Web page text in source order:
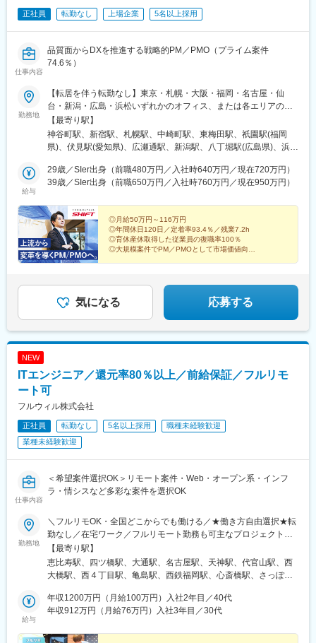
◎人の命を預かるシステムだけに安全性と信頼性が求められます
ススキルの向上も可能です。
正社員 転勤なし 上場企業 5名以上採用
仕事内容
品質面からDXを推進する戦略的PM／PMO（プライム案件
74.6％）
勤務地
【転居を伴う転勤なし】東京・札幌・大阪・福岡・名古屋・仙
台・新潟・広島・浜松いずれかのオフィス、または各エリアのプ
ロジェクト先での勤務となります。◎プロジェクトによってはテ
レワーク（在宅勤務）も可能です◎望まない長期出張・異動はあ
りません＜テレワークについて＞テレワークの有無は参加するプ
社側で決定しています※受動喫煙対策あり
【最寄り駅】
神谷町駅、新宿駅、札幌駅、中崎町駅、東梅田駅、祇園駅(福岡
県)、伏見駅(愛知県)、広瀬通駅、新潟駅、八丁堀駅(広島県)、浜松
前駅、丸の内駅(愛知県)、勾当台公園駅、胡町駅、新浜松駅、麻布
十番駅、北１２条駅、梅田駅(地下鉄)、呉服町駅(福岡県)、国際セ
給与
29歳／SIer出身（前職480万円／入社時640万円／現在720万円）
39歳／SIer出身（前職650万円／入社時760万円／現在950万円）
◎月給50万円～116万円
◎年間休日120日／定着率93.4％／残業7.2h
◎育休産休取得した従業員の復職率100％
◎大規模案件でPM／PMOとして市場価値向上
気になる 応募する
NEW
ITエンジニア／還元率80％以上／前給保証／フルリモ
ート可
フルウィル株式会社
正社員 転勤なし 5名以上採用
職種未経験歓迎
業種未経験歓迎
仕事内容
＜希望案件選択OK＞リモート案件・Web・オープン系・インフ
ラ・情シスなど多彩な案件を選択OK
勤務地
＼フルリモOK・全国どこからでも働ける／★働き方自由選択★転
勤なし／在宅ワーク／フルリモート勤務も可主なプロジェクト先
関東・関西・北海道・愛知・福岡のプロジェクト先◎U/Iターン歓
迎！ ※ご自身のご希望や居住地を考慮し、決定します。 ※転居
を伴う転勤はありません。◎自動車通勤可能な案件もあり本社／
駅」徒歩1分└東京メトロ日比谷線「恵比寿駅」徒歩3分大阪支社
／大阪府大阪市西区新町1丁目6-23 四ツ橋大川ビル9階└大阪メト
駅」 徒歩5分札幌支社／北海道札幌市中央区北一条西3-3 ばらと北
【最寄り駅】
恵比寿駅、四ツ橋駅、大通駅、名古屋駅、天神駅、代官山駅、西
大橋駅、西４丁目駅、亀島駅、西鉄福岡駅、心斎橋駅、さっぽろ
給与
年収1200万円（月給100万円）入社2年目／40代
年収912万円（月給76万円）入社3年目／30代